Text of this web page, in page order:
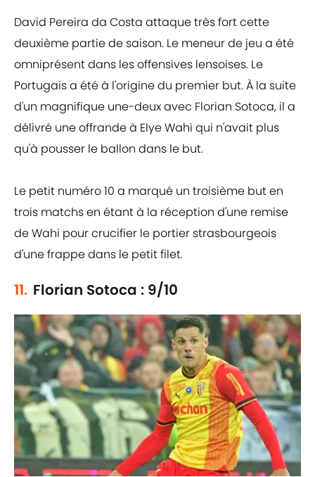
David Pereira da Costa attaque très fort cette
deuxième partie de saison. Le meneur de jeu a été
omniprésent dans les offensives lensoises. Le
Portugais a été à l'origine du premier but. À la suite
d'un magnifique une-deux avec Florian Sotoca, il a
délivré une offrande à Elye Wahi qui n'avait plus
qu'à pousser le ballon dans le but.
Le petit numéro 10 a marqué un troisième but en
trois matchs en étant à la réception d'une remise
de Wahi pour crucifier le portier strasbourgeois
d'une frappe dans le petit filet.
11. Florian Sotoca : 9/10